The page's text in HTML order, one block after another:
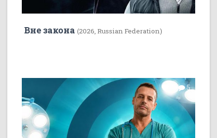
Вне закона (2026, Russian Federation)
7 5